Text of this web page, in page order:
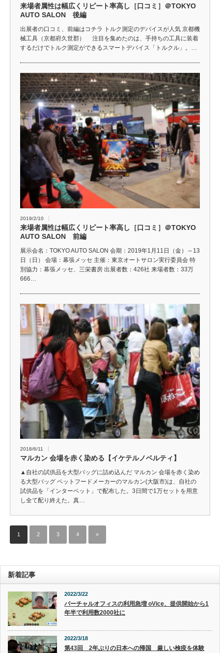
来場者属性は幅広くリピート率高し［口コミ］＠TOKYO
AUTO SALON 後編
出展者の口コミ、前編はコチラ トルク測定のデバイスが人気 京都機
械工具（京都府久世郡） 注目を集めたのは、手持ちの工具に装着
するだけでトルク測定ができるスマートデバイス「トルクル」。…
2019/2/10
来場者属性は幅広くリピート率高し［口コミ］＠TOKYO
AUTO SALON 前編
展示会名：TOKYO AUTO SALON 会期：2019年1月11日（金）～13
日（日） 会場：幕張メッセ 主催：東京オートサロン実行委員会 特
別協力：幕張メッセ、三栄書房 出展者数：426社 来場者数：33万
666…
2018/6/11
マルカン 会場を赤く染める【イケテルノベルティ】
▲自社の試供品を大型バッグに詰め込んだ マルカン 会場を赤く染め
る大型バッグ ペットフードメーカーのマルカン(大阪市)は、自社の
試供品を「インターペット」で配布した。3日間で1万セットを用意
し全て配り終えた。真…
1 2 3 4 »
新着記事
2022/3/22
バーチャルオフィスの利用急増 oVice、提供開始から1
年半で利用数2000社に
2022/3/18
第43回 2年ぶりの日本への帰国 厳しい検疫を体験